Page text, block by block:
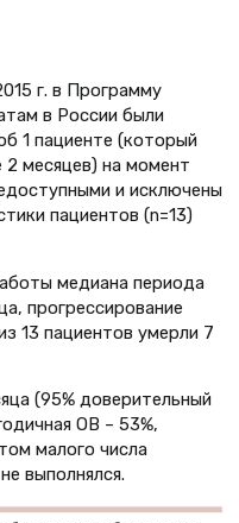
г. в Программу
в России были
1 пациенте (который
2 месяцев) на момент
и исключены
пациентов (n=13)
медиана периода
прогрессирование
13 пациентов умерли 7
(95% доверительный
ОВ – 53%,
малого числа
выполнялся.